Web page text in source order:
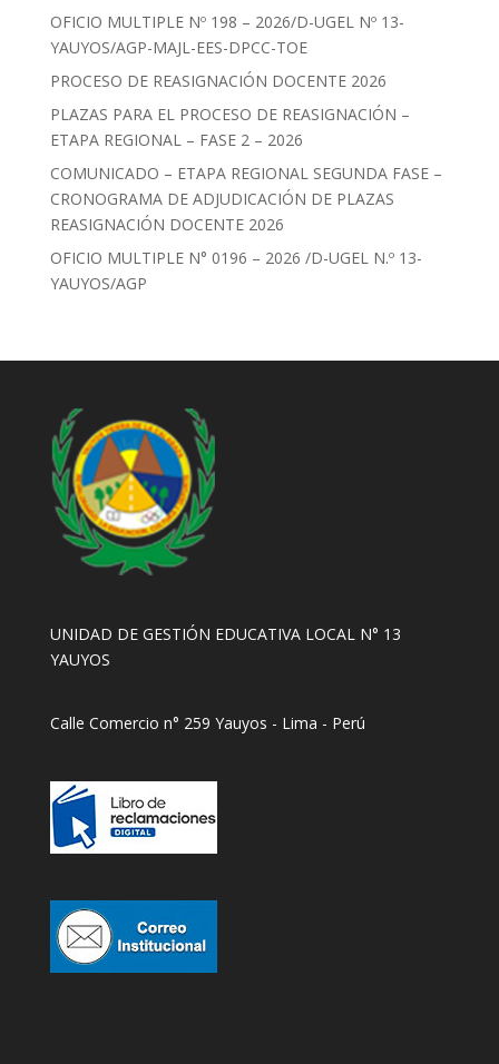
OFICIO MULTIPLE Nº 198 – 2026/D-UGEL Nº 13-
YAUYOS/AGP-MAJL-EES-DPCC-TOE
PROCESO DE REASIGNACIÓN DOCENTE 2026
PLAZAS PARA EL PROCESO DE REASIGNACIÓN –
ETAPA REGIONAL – FASE 2 – 2026
COMUNICADO – ETAPA REGIONAL SEGUNDA FASE –
CRONOGRAMA DE ADJUDICACIÓN DE PLAZAS
REASIGNACIÓN DOCENTE 2026
OFICIO MULTIPLE N° 0196 – 2026 /D-UGEL N.º 13-
YAUYOS/AGP
UNIDAD DE GESTIÓN EDUCATIVA LOCAL N° 13
YAUYOS
Calle Comercio n° 259 Yauyos - Lima - Perú